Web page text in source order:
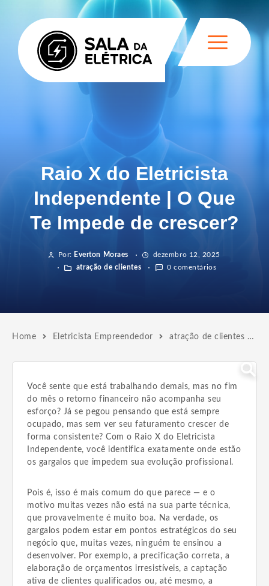
Raio X do Eletricista
Independente | O Que
Te Impede de crescer?
Por: Everton Moraes
dezembro 12, 2025
atração de clientes
0 comentários
Home Eletricista Empreendedor atração de clientes
Você sente que está trabalhando demais, mas no fim
do mês o retorno financeiro não acompanha seu
esforço? Já se pegou pensando que está sempre
ocupado, mas sem ver seu faturamento crescer de
forma consistente? Com o Raio X do Eletricista
Independente, você identifica exatamente onde estão
os gargalos que impedem sua evolução profissional.
Pois é, isso é mais comum do que parece — e o
motivo muitas vezes não está na sua parte técnica,
que provavelmente é muito boa. Na verdade, os
gargalos podem estar em pontos estratégicos do seu
negócio que, muitas vezes, ninguém te ensinou a
desenvolver. Por exemplo, a precificação correta, a
elaboração de orçamentos irresistíveis, a captação
ativa de clientes qualificados ou, até mesmo, a